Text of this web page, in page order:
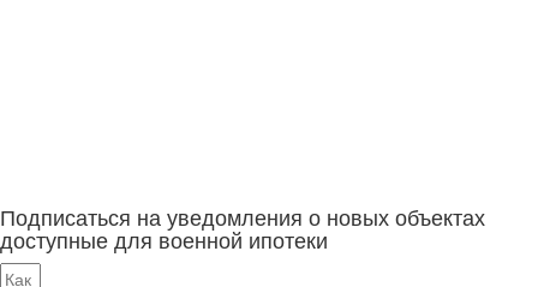
Подписаться на уведомления о новых объектах
доступные для военной ипотеки